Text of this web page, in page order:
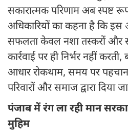
सकारात्मक परिणाम अब
अधिकारियों का कहना है कि इस
सफलता केवल नशा तस्करों और
कार्रवाई पर ही निर्भर नहीं
आधार रोकथाम, समय पर पहचान,
परिवारों और समाज द्वारा दिया
पंजाब में रंग ला रही मान
मुहिम